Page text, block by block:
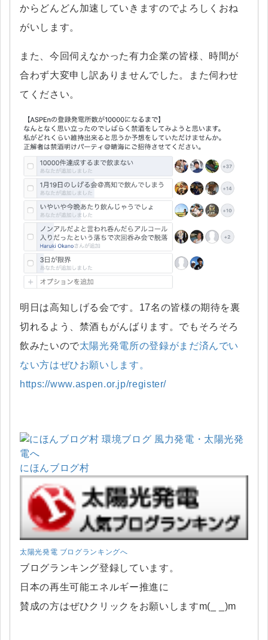
からどんどん加速していきますのでよろしくおね
がいします。
また、今回伺えなかった有力企業の皆様、時間が
合わず大変申し訳ありませんでした。また伺わせ
てください。
明日は高知しげる会です。17名の皆様の期待を裏
切れるよう、禁酒もがんばります。でもそろそろ
飲みたいので太陽光発電所の登録がまだ済んでい
ない方はぜひお願いします。
https://www.aspen.or.jp/register/
にほんブログ村
太陽光発電 ブログランキングへ
ブログランキング登録しています。
日本の再生可能エネルギー推進に
賛成の方はぜひクリックをお願いしますm(_ _)m